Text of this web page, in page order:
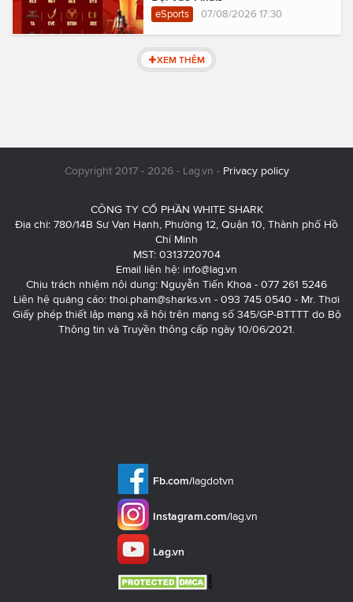
eSports 07/08/2026 17:30
XEM THÊM
Copyright 2017 - 2026 - Lag.vn - Privacy policy
CÔNG TY CỔ PHẦN WHITE SHARK
Địa chỉ: 780/14B Sư Vạn Hạnh, Phường 12, Quận 10, Thành phố Hồ
Chí Minh
MST: 0313720704
Email liên hệ: info@lag.vn
Chịu trách nhiệm nội dung: Nguyễn Tiến Khoa - 077 261 5246
Liên hệ quảng cáo: thoi.pham@sharks.vn - 093 745 0540 - Mr. Thơi
Giấy phép thiết lập mạng xã hội trên mạng số 345/GP-BTTTT do Bộ
Thông tin và Truyền thông cấp ngày 10/06/2021.
Fb.com/lagdotvn
Instagram.com/lag.vn
Lag.vn